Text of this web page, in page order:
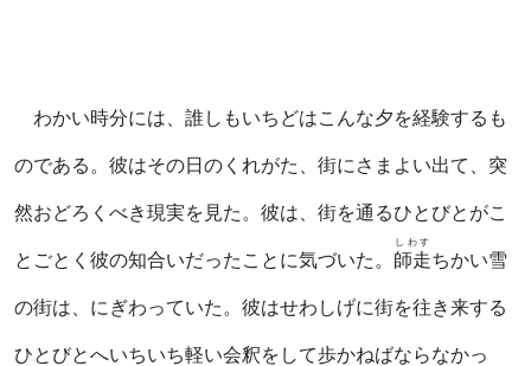
わかい時分には、誰しもいちどはこんな夕を経験するも
のである。彼はその日のくれがた、街にさまよい出て、突
然おどろくべき現実を見た。彼は、街を通るひとびとがこ
とごとく彼の知合いだったことに気づいた。 師走
しわす
ちかい雪
の街は、にぎわっていた。彼はせわしげに街を往き来する
ひとびとへいちいち軽い会釈をして歩かねばならなかっ